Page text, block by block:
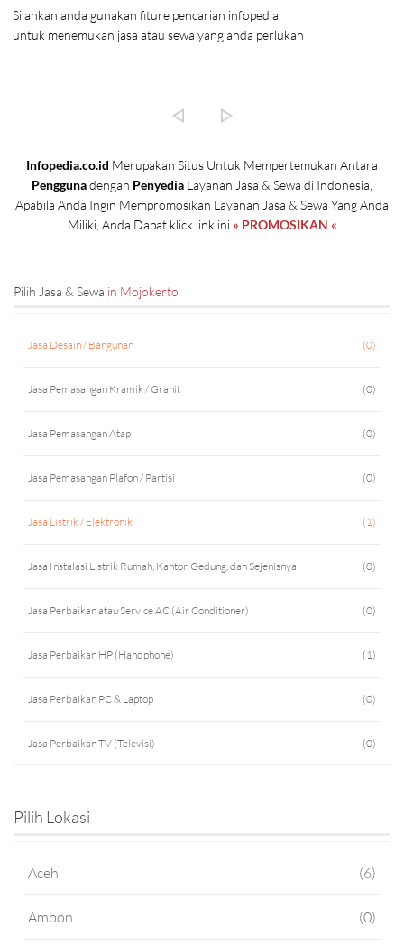
Silahkan anda gunakan fiture pencarian infopedia,
untuk menemukan jasa atau sewa yang anda perlukan
Infopedia.co.id Merupakan Situs Untuk Mempertemukan Antara
Penggunadengan Penyedia Layanan Jasa & Sewa di Indonesia,
Apabila Anda Ingin Mempromosikan Layanan Jasa & Sewa Yang Anda
Miliki, Anda Dapat klick link ini » PROMOSIKAN «
Pilih Jasa & Sewa in Mojokerto
Jasa Desain / Bangunan (0)
Jasa Pemasangan Kramik / Granit (0)
Jasa Pemasangan Atap (0)
Jasa Pemasangan Plafon / Partisi (0)
Jasa Listrik / Elektronik (1)
Jasa Instalasi Listrik Rumah, Kantor, Gedung, dan Sejenisnya (0)
Jasa Perbaikan atau Service AC (Air Conditioner) (0)
Jasa Perbaikan HP (Handphone) (1)
Jasa Perbaikan PC & Laptop (0)
Jasa Perbaikan TV (Televisi) (0)
Jasa Konsultan IT (0)
Jasa Konsultasi TA (0)
Pilih Lokasi
Aceh (6)
Ambon (0)